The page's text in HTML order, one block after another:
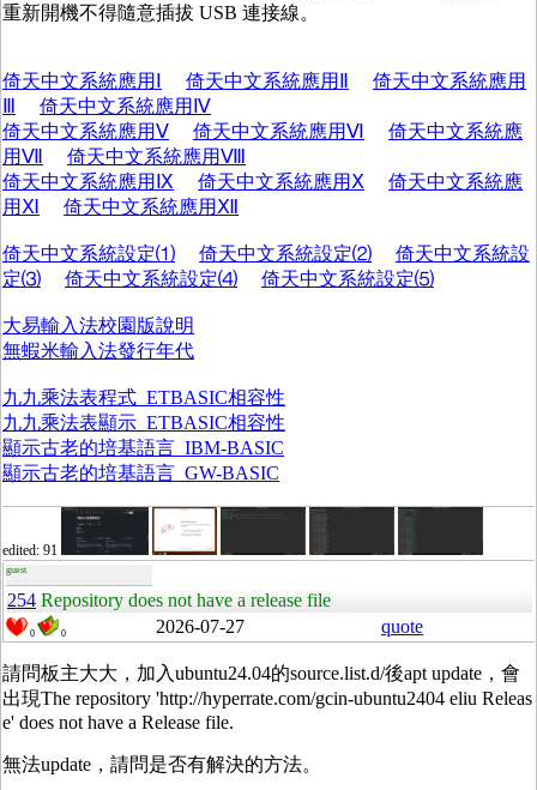
重新開機不得隨意插拔 USB 連接線。
倚天中文系統應用Ⅰ 倚天中文系統應用Ⅱ
倚天中文系統應用
倚天中文系統應用Ⅳ
倚天中文系統應用Ⅴ
倚天中文系統應用Ⅵ
倚天中文系統應
用Ⅶ
倚天中文系統應用Ⅷ
倚天中文系統應用Ⅸ
倚天中文系統應用Ⅹ
倚天中文系統應
用Ⅺ
倚天中文系統應用Ⅻ
倚天中文系統設定⑴ 倚天中文系統設定⑵
倚天中文系統設
定⑶
倚天中文系統設定⑷ 倚天中文系統設定⑸
大易輸入法校園版說明
無蝦米輸入法發行年代
九九乘法表程式_ETBASIC相容性
九九乘法表顯示_ETBASIC相容性
顯示古老的培基語言_IBM-BASIC
顯示古老的培基語言_GW-BASIC
edited: 91
guest
254 Repository does not have a release file
0 0 2026-07-27 quote
請問板主大大，加入ubuntu24.04的source.list.d/後apt update，會
出現The repository 'http://hyperrate.com/gcin-ubuntu2404 eliu Releas
e' does not have a Release file.
無法update，請問是否有解決的方法。